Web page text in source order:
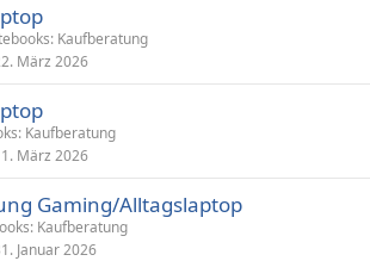
Kaufberatung
März 2026
Kaufberatung
März 2026
Gaming/Alltagslaptop
Kaufberatung
Januar 2026